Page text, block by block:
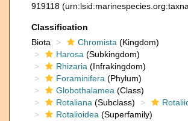
919118
Classification
Biota
Chromista (Kingdom)
Harosa (Subkingdom)
Rhizaria (Infrakingdom)
Foraminifera (Phylum)
Globothalamea (Class)
Rotaliana (Subclass)
Rotalioidea (Superfamily)